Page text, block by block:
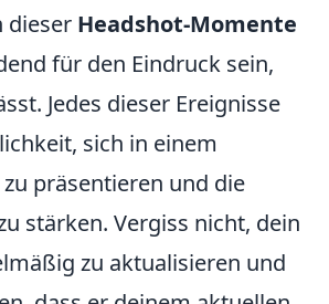
dieser Headshot-Momente
für den Eindruck sein,
Jedes dieser Ereignisse
sich in einem
präsentieren und die
stärken. Vergiss nicht, dein
zu aktualisieren und